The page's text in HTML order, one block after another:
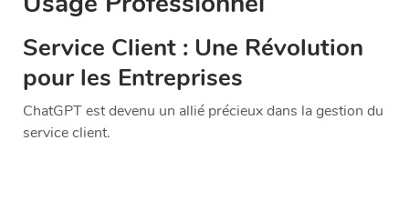
Service Client : Une Révolution
pour les Entreprises
ChatGPT est devenu un allié précieux dans la gestion du
service client.